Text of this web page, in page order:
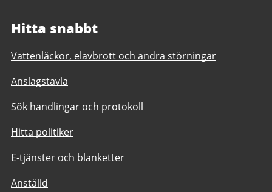
Hitta snabbt
Vattenläckor, elavbrott och andra störningar
Anslagstavla
Sök handlingar och protokoll
Hitta politiker
E-tjänster och blanketter
Anställd